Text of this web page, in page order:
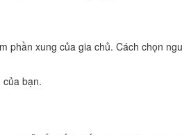
phần xung của gia chủ. Cách chọn
bạn.